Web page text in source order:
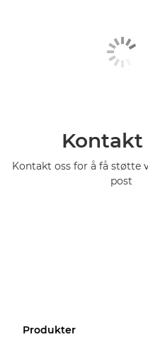
Kontakt
Kontakt oss for å få støtte
post
Produkter